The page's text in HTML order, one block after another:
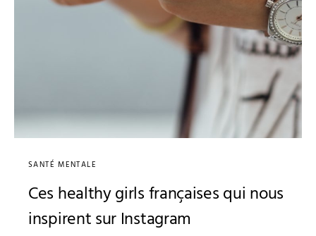
SANTÉ MENTALE
Ces healthy girls françaises qui nous
inspirent sur Instagram